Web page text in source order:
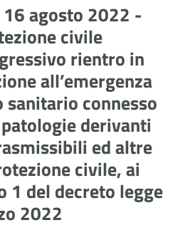
agosto 2022 -
civile
rientro in
all’emergenza
connesso
derivanti
ed altre
civile, ai
1 del decreto legge
2022